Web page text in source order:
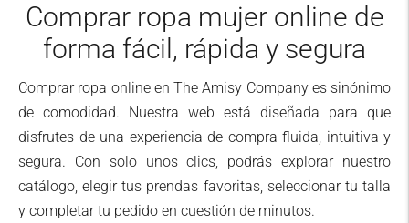
Comprar ropa mujer online de
forma fácil, rápida y segura
Comprar ropa online en The Amisy Company es sinónimo
de comodidad. Nuestra web está diseñada para que
disfrutes de una experiencia de compra fluida, intuitiva y
segura. Con solo unos clics, podrás explorar nuestro
catálogo, elegir tus prendas favoritas, seleccionar tu talla
y completar tu pedido en cuestión de minutos.